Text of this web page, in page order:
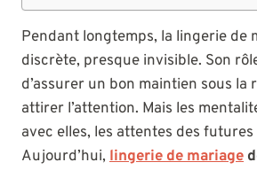
Pendant longtemps, la lingerie de
discrète, presque invisible. Son
d’assurer un bon maintien sous la
attirer l’attention. Mais les
avec elles, les attentes des futures
Aujourd’hui, lingerie de mariage